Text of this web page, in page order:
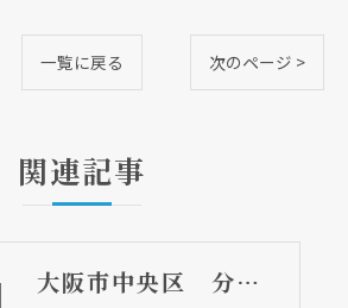
一覧に戻る 次のページ >
関連記事
大阪市中央区 分譲マンションの給湯器取替リフォーム工事 UV除菌機能搭載給湯器